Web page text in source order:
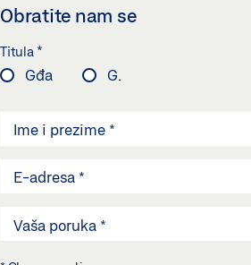
Obratite nam se
Titula *
Gđa
G.